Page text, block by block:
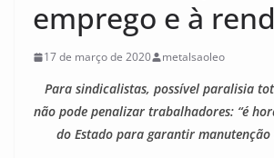
emprego e à
17 de março de 2020 metalsaoleo
Para sindicalistas, possível paralisia
não pode penalizar trabalhadores: “é
do Estado para garantir manutenção